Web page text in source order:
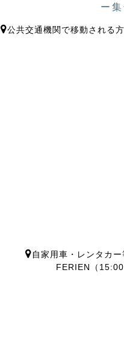
ー
公共交通機関で移動される
自家用車・レンタカ
FERIEN（15:00